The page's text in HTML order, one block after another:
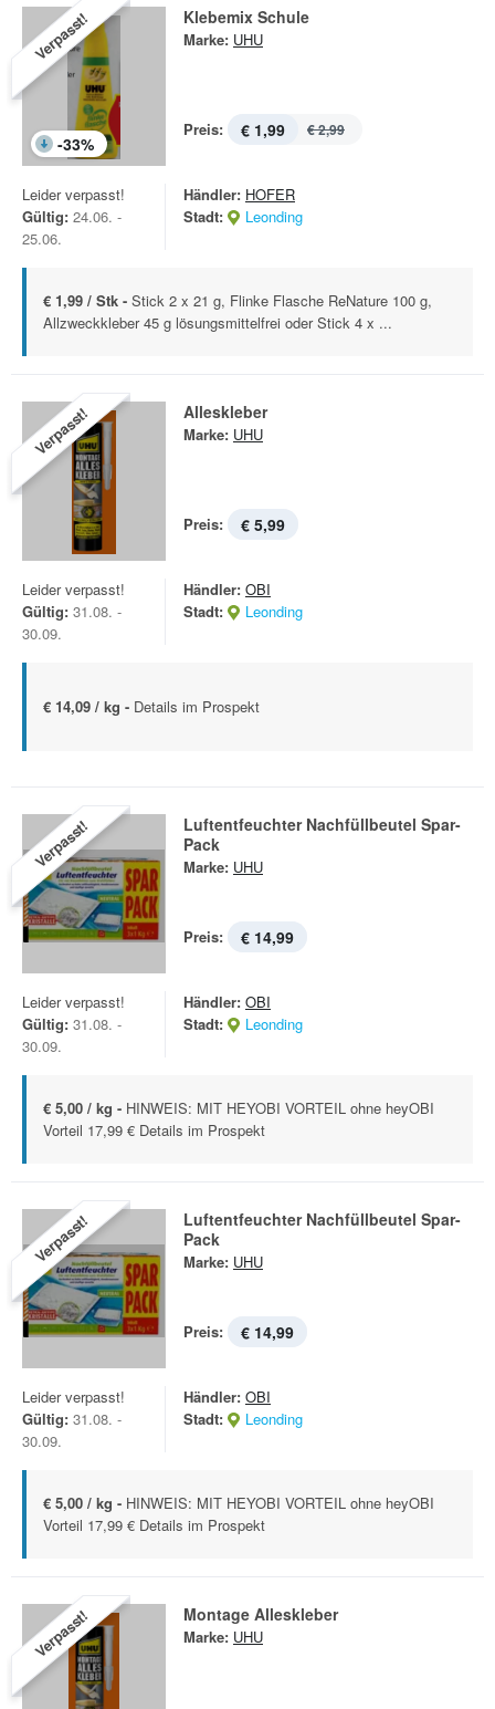
Verpasst!
-33%
Klebemix Schule
Marke: UHU
Preis: € 1,99 € 2,99
Leider verpasst!
Gültig: 24.06. -
25.06.
Händler: HOFER
Stadt:
Leonding
€ 1,99 / Stk - Stick 2 x 21 g, Flinke Flasche ReNature 100 g,
Allzweckkleber 45 g lösungsmittelfrei oder Stick 4 x ...
Verpasst! Alleskleber
Marke: UHU
Preis: € 5,99
Leider verpasst!
Gültig: 31.08. -
30.09.
Händler: OBI
Stadt:
Leonding
€ 14,09 / kg - Details im Prospekt
Verpasst!
Luftentfeuchter Nachfüllbeutel Spar-
Pack
Marke: UHU
Preis: € 14,99
Leider verpasst!
Gültig: 31.08. -
30.09.
Händler: OBI
Stadt:
Leonding
€ 5,00 / kg - HINWEIS: MIT HEYOBI VORTEIL ohne heyOBI
Vorteil 17,99 € Details im Prospekt
Verpasst!
Luftentfeuchter Nachfüllbeutel Spar-
Pack
Marke: UHU
Preis: € 14,99
Leider verpasst!
Gültig: 31.08. -
30.09.
Händler: OBI
Stadt:
Leonding
€ 5,00 / kg - HINWEIS: MIT HEYOBI VORTEIL ohne heyOBI
Vorteil 17,99 € Details im Prospekt
Verpasst! Montage Alleskleber
Marke: UHU